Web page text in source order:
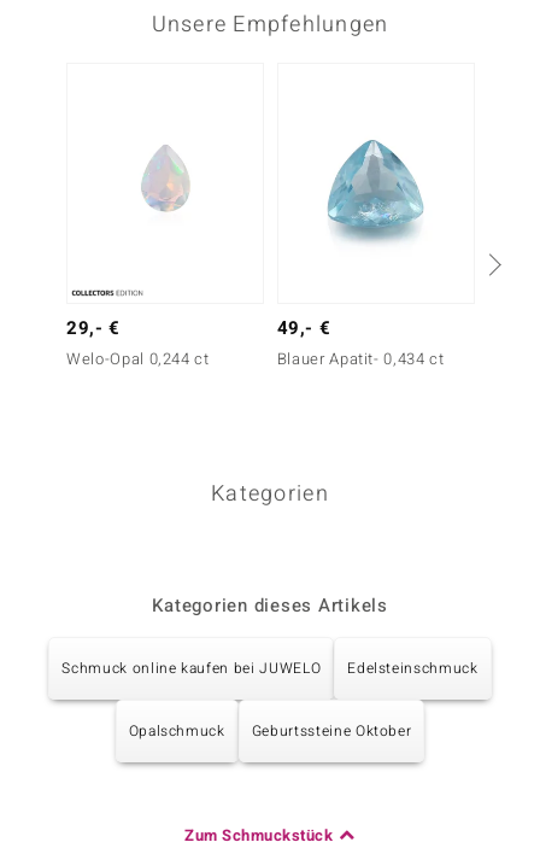
Unsere Empfehlungen
29,- €
Welo-Opal 0,244 ct
49,- €
Blauer Apatit- 0,434 ct
Kategorien
Kategorien dieses Artikels
Schmuck online kaufen bei JUWELO Edelsteinschmuck
Opalschmuck Geburtssteine Oktober
Zum Schmuckstück